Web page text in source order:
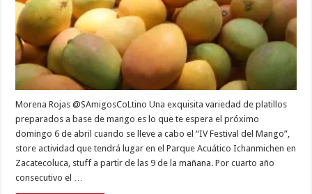
Morena Rojas @SAmigosCoLtino Una exquisita variedad de platillos
preparados a base de mango es lo que te espera el próximo
domingo 6 de abril cuando se lleve a cabo el “IV Festival del Mango”,
store actividad que tendrá lugar en el Parque Acuático Ichanmichen en
Zacatecoluca, stuff a partir de las 9 de la mañana. Por cuarto año
consecutivo el …